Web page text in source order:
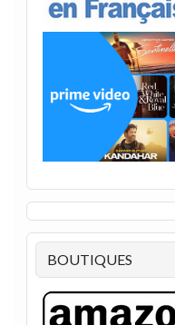
BOUTIQUES